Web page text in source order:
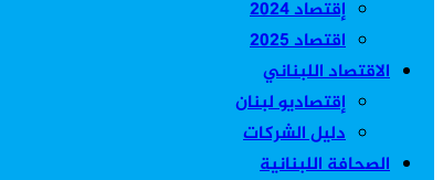
إقتصاد 2024
اقتصاد 2025
الاقتصاد اللبناني
إقتصاديو لبنان
دليل الشركات
الصحافة اللبنانية